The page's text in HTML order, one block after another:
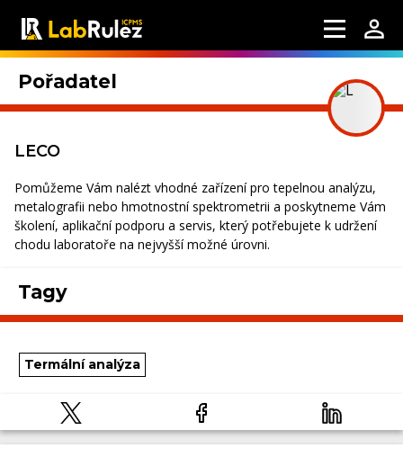
Pořadatel
LECO
Pomůžeme Vám nalézt vhodné zařízení pro tepelnou analýzu,
metalografii nebo hmotnostní spektrometrii a poskytneme Vám
školení, aplikační podporu a servis, který potřebujete k udržení
chodu laboratoře na nejvyšší možné úrovni.
Tagy
Termální analýza